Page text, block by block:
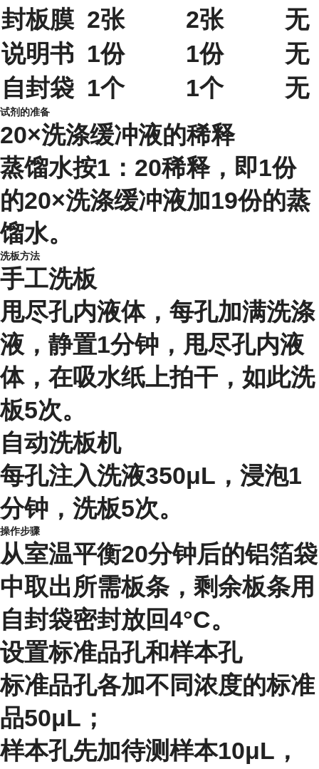
封板膜 2张 2张
无
说明书 1份 1份
无
自封袋 1个 1个 无
试剂的准备
20×洗涤缓冲液的稀释
蒸馏水按1：20稀释，即1份
的20×洗涤缓冲液加19份的蒸
馏水。
洗板方法
手工洗板
甩尽孔内液体，每孔加满洗涤
液，静置1分钟，甩尽孔内液
体，在吸水纸上拍干，如此洗
板5次。
自动洗板机
每孔注入洗液350μL，浸泡1
分钟，洗板5次。
操作步骤
从室温平衡20分钟后的铝箔袋
中取出所需板条，剩余板条用
自封袋密封放回4°C。
设置标准品孔和样本孔
标准品孔各加不同浓度的标准
品50μL；
样本孔先加待测样本10μL，